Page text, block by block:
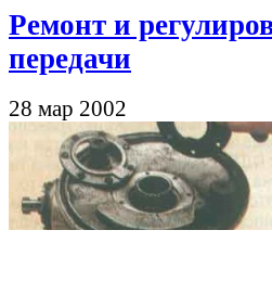
Ремонт и
передачи
28 мар 2002